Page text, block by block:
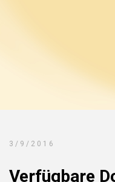
3/9/2016
Verfügbare